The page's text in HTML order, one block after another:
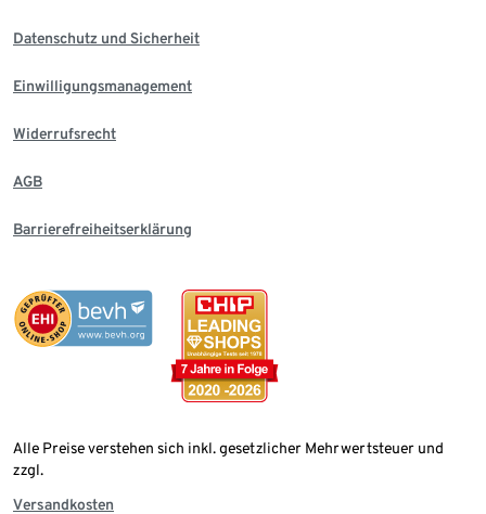
Datenschutz und Sicherheit
Einwilligungsmanagement
Widerrufsrecht
AGB
Barrierefreiheitserklärung
Alle Preise verstehen sich inkl. gesetzlicher Mehrwertsteuer und
zzgl.
Versandkosten